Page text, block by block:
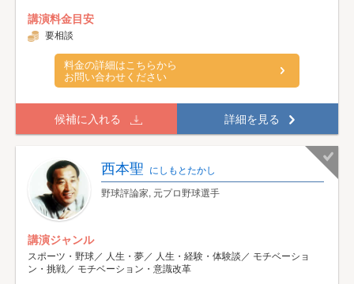
講演料金目安
要相談
料金の詳細はこちらから
お問い合わせください
候補に入れる 詳細を見る
西本聖 にしもとたかし
野球評論家, 元プロ野球選手
講演ジャンル
スポーツ・野球／ 人生・夢／ 人生・経験・体験談／ モチベーショ
ン・挑戦／ モチベーション・意識改革